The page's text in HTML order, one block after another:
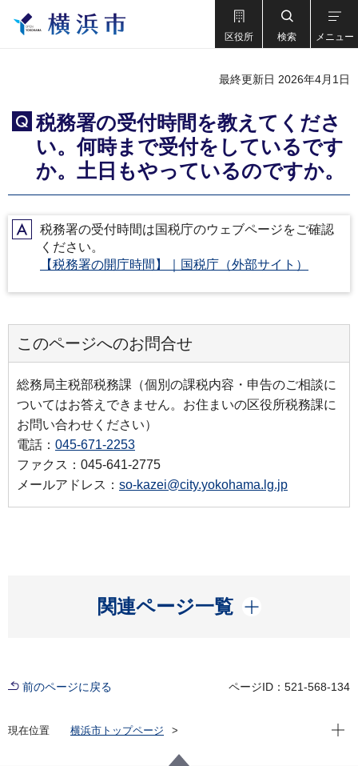
区役所 検索 メニュー
最終更新日 2026年4月1日
Q
税務署の受付時間を教えてくださ
い。何時まで受付をしているです
か。土日もやっているのですか。
A税務署の受付時間は国税庁のウェブページをご確認
ください。
【税務署の開庁時間】｜国税庁（外部サイト）
このページへのお問合せ
総務局主税部税務課（個別の課税内容・申告のご相談に
ついてはお答えできません。お住まいの区役所税務課に
お問い合わせください）
電話： 045-671-2253
ファクス：045-641-2775
メールアドレス： so-kazei@city.yokohama.lg.jp
関連ページ一覧
開く
前のページに戻る ページID：521-568-134
現在位置
横浜市トップページ
総務局
現在